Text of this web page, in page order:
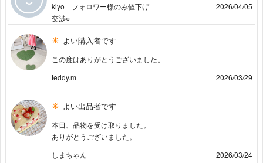
kiyo フォロワー様のみ値下げ
交渉○
2026/04/05
よい購入者です
この度はありがとうございました。
teddy.m
2026/03/29
よい出品者です
本日、品物を受け取りました。
ありがとうございました。
しまちゃん
2026/03/24